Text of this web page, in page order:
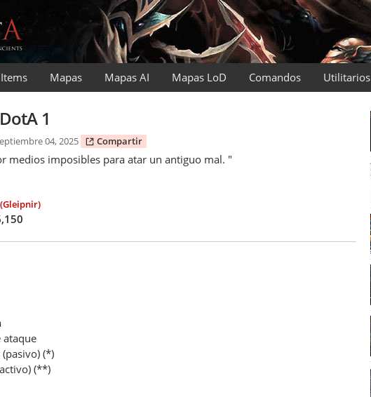
Items Mapas Mapas AI Mapas LoD Comandos Utilitarios
1
04, 2025 Compartir
medios imposibles para atar un antiguo mal. "
(Gleipnir)
ataque
(*)
(**)